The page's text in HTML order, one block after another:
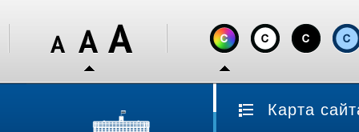
Карта